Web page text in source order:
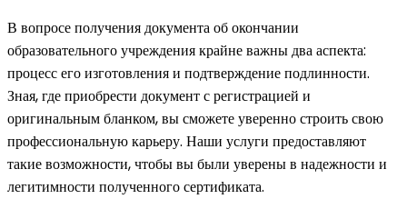
В вопросе получения документа об окончании
образовательного учреждения крайне важны два аспекта:
процесс его изготовления и подтверждение подлинности.
Зная, где приобрести документ с регистрацией и
оригинальным бланком, вы сможете уверенно строить свою
профессиональную карьеру. Наши услуги предоставляют
такие возможности, чтобы вы были уверены в надежности и
легитимности полученного сертификата.